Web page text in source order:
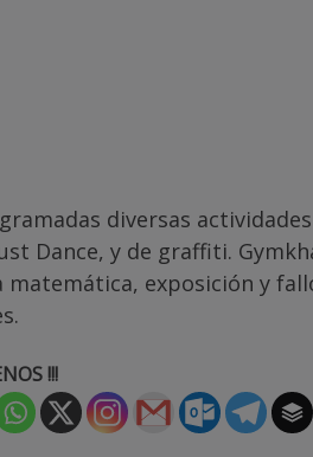
diversas
Dance, y de graffiti.
exposición y
!!!